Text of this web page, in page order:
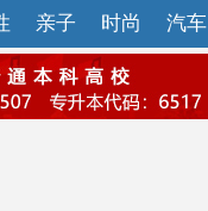
亲子 时尚 汽车